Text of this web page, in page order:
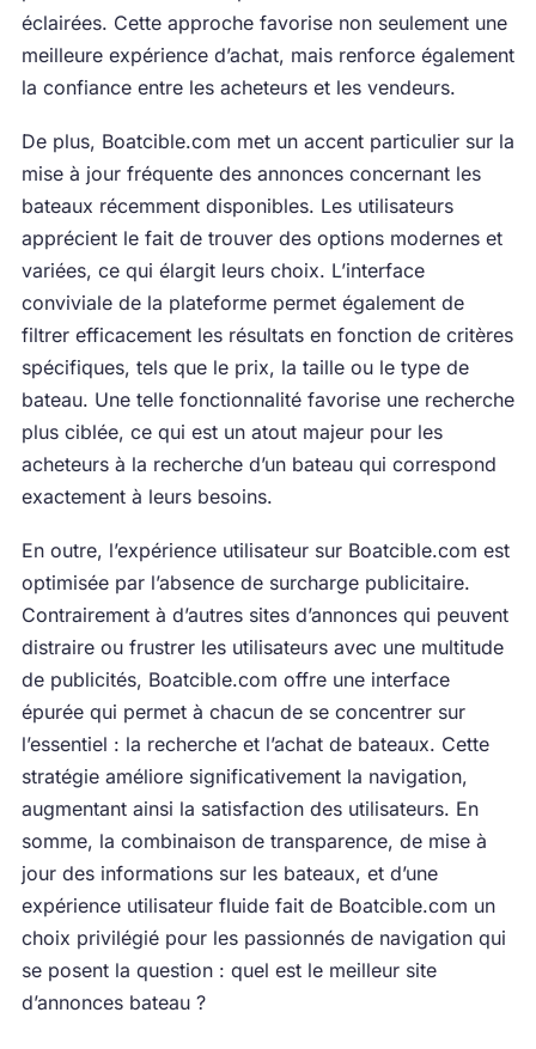
éclairées. Cette approche favorise non seulement une
meilleure expérience d’achat, mais renforce également
la confiance entre les acheteurs et les vendeurs.
De plus, Boatcible.com met un accent particulier sur la
mise à jour fréquente des annonces concernant les
bateaux récemment disponibles. Les utilisateurs
apprécient le fait de trouver des options modernes et
variées, ce qui élargit leurs choix. L’interface
conviviale de la plateforme permet également de
filtrer efficacement les résultats en fonction de critères
spécifiques, tels que le prix, la taille ou le type de
bateau. Une telle fonctionnalité favorise une recherche
plus ciblée, ce qui est un atout majeur pour les
acheteurs à la recherche d’un bateau qui correspond
exactement à leurs besoins.
En outre, l’expérience utilisateur sur Boatcible.com est
optimisée par l’absence de surcharge publicitaire.
Contrairement à d’autres sites d’annonces qui peuvent
distraire ou frustrer les utilisateurs avec une multitude
de publicités, Boatcible.com offre une interface
épurée qui permet à chacun de se concentrer sur
l’essentiel : la recherche et l’achat de bateaux. Cette
stratégie améliore significativement la navigation,
augmentant ainsi la satisfaction des utilisateurs. En
somme, la combinaison de transparence, de mise à
jour des informations sur les bateaux, et d’une
expérience utilisateur fluide fait de Boatcible.com un
choix privilégié pour les passionnés de navigation qui
se posent la question : quel est le meilleur site
d’annonces bateau ?